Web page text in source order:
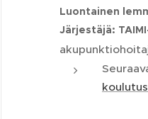
Luontainen
Järjestäjä: